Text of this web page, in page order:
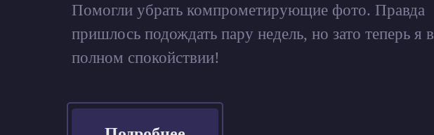
Помогли убрать компрометирующие фото. Правда
пришлось подождать пару недель, но зато теперь я в
полном спокойствии!